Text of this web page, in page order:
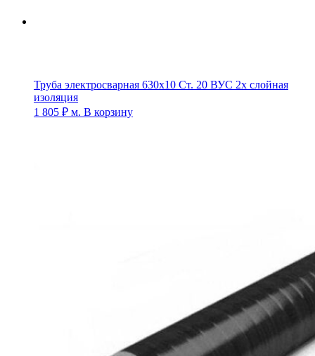
Труба электросварная 630х10 Ст. 20 ВУС 2х слойная
изоляция
1 805 ₽ м. В корзину